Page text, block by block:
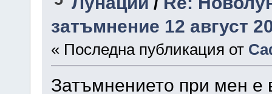
затъмнение 12 август
« Последна публикация от
Затъмнението при мен е